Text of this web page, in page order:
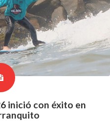
inició con éxito en